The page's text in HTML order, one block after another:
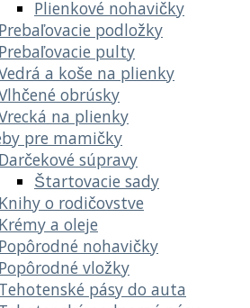
Plienkové nohavičky
Prebaľovacie podložky
Prebaľovacie pulty
a koše na plienky
obrúsky
na plienky
pre mamičky
Darčekové súpravy
Štartovacie sady
Knihy o rodičovstve
Krémy a oleje
Popôrodné nohavičky
Popôrodné vložky
Tehotenské pásy do auta